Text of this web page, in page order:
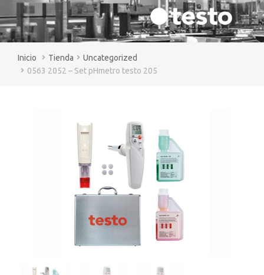
You are here:
Tienda
Uncategorized
0563 2052 – Set pHmetro testo 205